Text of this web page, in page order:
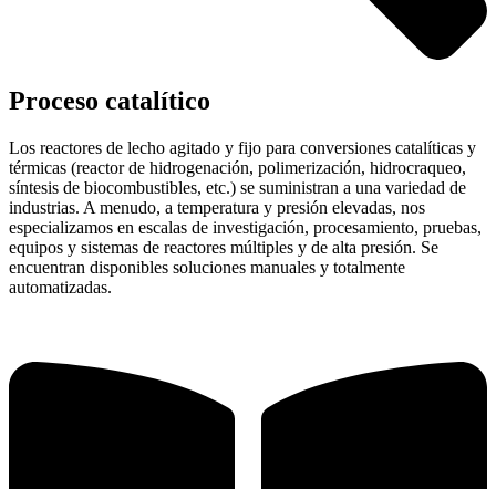
Proceso catalítico
Los reactores de lecho agitado y fijo para conversiones catalíticas y
térmicas (reactor de hidrogenación, polimerización, hidrocraqueo,
síntesis de biocombustibles, etc.) se suministran a una variedad de
industrias. A menudo, a temperatura y presión elevadas, nos
especializamos en escalas de investigación, procesamiento, pruebas,
equipos y sistemas de reactores múltiples y de alta presión. Se
encuentran disponibles soluciones manuales y totalmente
automatizadas.